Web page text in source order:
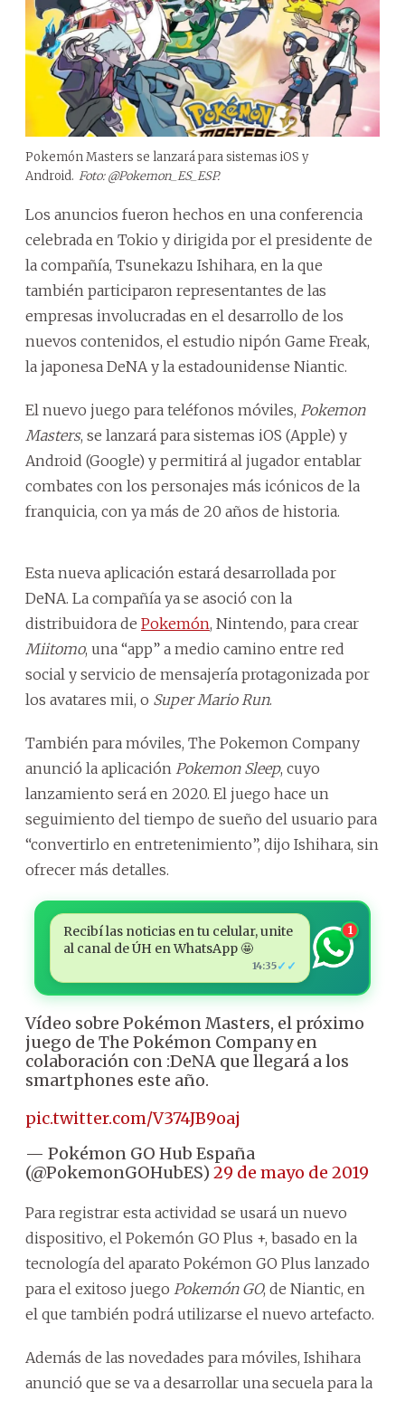
Pokemón Masters se lanzará para sistemas iOS y
Android. Foto: @Pokemon_ES_ESP.
Los anuncios fueron hechos en una conferencia
celebrada en Tokio y dirigida por el presidente de
la compañía, Tsunekazu Ishihara, en la que
también participaron representantes de las
empresas involucradas en el desarrollo de los
nuevos contenidos, el estudio nipón Game Freak,
la japonesa DeNA y la estadounidense Niantic.
El nuevo juego para teléfonos móviles, Pokemon
Masters, se lanzará para sistemas iOS (Apple) y
Android (Google) y permitirá al jugador entablar
combates con los personajes más icónicos de la
franquicia, con ya más de 20 años de historia.
Esta nueva aplicación estará desarrollada por
DeNA. La compañía ya se asoció con la
distribuidora de Pokemón, Nintendo, para crear
Miitomo, una “app” a medio camino entre red
social y servicio de mensajería protagonizada por
los avatares mii, o Super Mario Run.
También para móviles, The Pokemon Company
anunció la aplicación Pokemon Sleep, cuyo
lanzamiento será en 2020. El juego hace un
seguimiento del tiempo de sueño del usuario para
“convertirlo en entretenimiento”, dijo Ishihara, sin
ofrecer más detalles.
Recibí las noticias en tu celular, unite
al canal de ÚH en WhatsApp 🤩
14:35✓✓
1
Vídeo sobre Pokémon Masters, el próximo
juego de The Pokémon Company en
colaboración con :DeNA que llegará a los
smartphones este año.
pic.twitter.com/V374JB9oaj
— Pokémon GO Hub España
(@PokemonGOHubES) 29 de mayo de 2019
Para registrar esta actividad se usará un nuevo
dispositivo, el Pokemón GO Plus +, basado en la
tecnología del aparato Pokémon GO Plus lanzado
para el exitoso juego Pokemón GO, de Niantic, en
el que también podrá utilizarse el nuevo artefacto.
Además de las novedades para móviles, Ishihara
anunció que se va a desarrollar una secuela para la